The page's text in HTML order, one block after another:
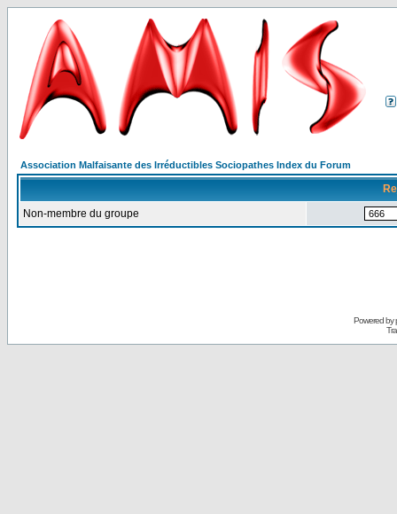
Association Malfaisante des Irréductibles Sociopathes Index du Forum
Non-membre du groupe
Powered by